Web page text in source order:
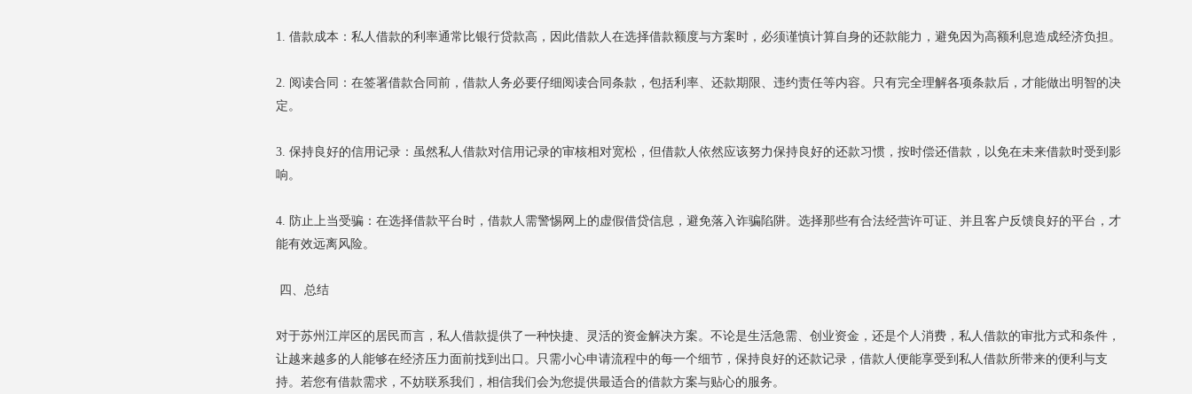
1. 借款成本：私人借款的利率通常比银行贷款高，因此借款人在选择借款额度与方案时，必须谨慎计算自身的还款能力，避免因为高额利息造成经济负担。
2. 阅读合同：在签署借款合同前，借款人务必要仔细阅读合同条款，包括利率、还款期限、违约责任等内容。只有完全理解各项条款后，才能做出明智的决
定。
3. 保持良好的信用记录：虽然私人借款对信用记录的审核相对宽松，但借款人依然应该努力保持良好的还款习惯，按时偿还借款，以免在未来借款时受到影
响。
4. 防止上当受骗：在选择借款平台时，借款人需警惕网上的虚假借贷信息，避免落入诈骗陷阱。选择那些有合法经营许可证、并且客户反馈良好的平台，才
能有效远离风险。
四、总结
对于苏州江岸区的居民而言，私人借款提供了一种快捷、灵活的资金解决方案。不论是生活急需、创业资金，还是个人消费，私人借款的审批方式和条件，
让越来越多的人能够在经济压力面前找到出口。只需小心申请流程中的每一个细节，保持良好的还款记录，借款人便能享受到私人借款所带来的便利与支
持。若您有借款需求，不妨联系我们，相信我们会为您提供最适合的借款方案与贴心的服务。